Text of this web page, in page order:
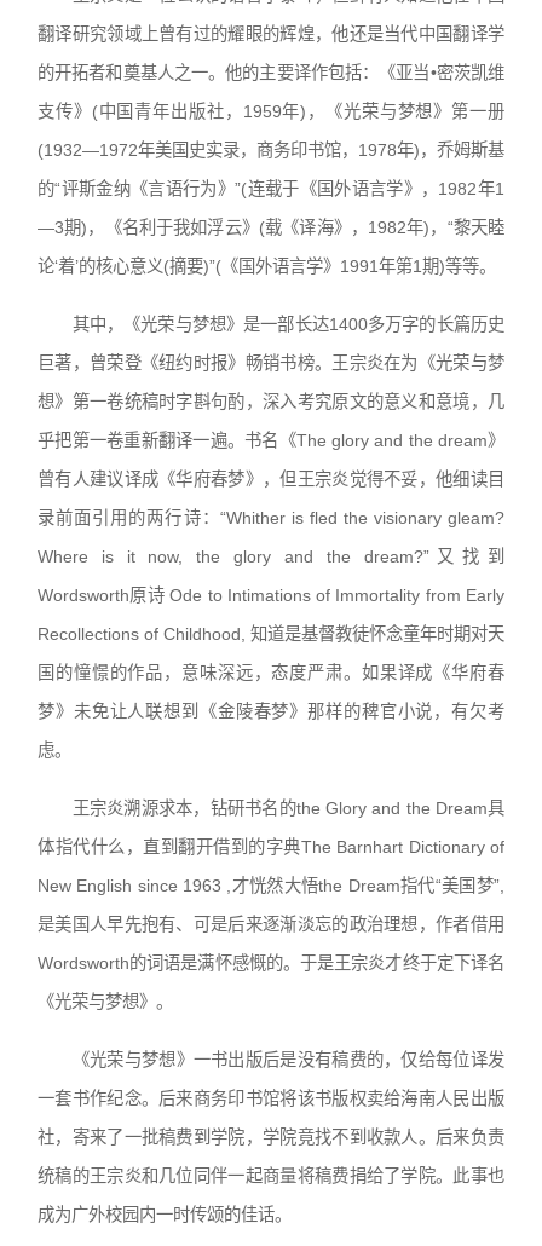
翻译研究领域上曾有过的耀眼的辉煌，他还是当代中国翻译学
的开拓者和奠基人之一。他的主要译作包括：《亚当•密茨凯维
支传》(中国青年出版社，1959年)，《光荣与梦想》第一册
(1932—1972年美国史实录，商务印书馆，1978年)，乔姆斯基
的“评斯金纳《言语行为》”(连载于《国外语言学》，1982年1
—3期)，《名利于我如浮云》(载《译海》，1982年)，“黎天睦
论‘着’的核心意义(摘要)”(《国外语言学》1991年第1期)等等。
其中，《光荣与梦想》是一部长达1400多万字的长篇历史
巨著，曾荣登《纽约时报》畅销书榜。王宗炎在为《光荣与梦
想》第一卷统稿时字斟句酌，深入考究原文的意义和意境，几
乎把第一卷重新翻译一遍。书名《The glory and the dream》
曾有人建议译成《华府春梦》，但王宗炎觉得不妥，他细读目
录前面引用的两行诗：“Whither is fled the visionary gleam?
Where is it now, the glory and the dream?”又找到
Wordsworth原诗 Ode to Intimations of Immortality from Early
Recollections of Childhood, 知道是基督教徒怀念童年时期对天
国的憧憬的作品，意味深远，态度严肃。如果译成《华府春
梦》未免让人联想到《金陵春梦》那样的稗官小说，有欠考
虑。
王宗炎溯源求本，钻研书名的the Glory and the Dream具
体指代什么，直到翻开借到的字典The Barnhart Dictionary of
New English since 1963 ,才恍然大悟the Dream指代“美国梦”,
是美国人早先抱有、可是后来逐渐淡忘的政治理想，作者借用
Wordsworth的词语是满怀感慨的。于是王宗炎才终于定下译名
《光荣与梦想》。
《光荣与梦想》一书出版后是没有稿费的，仅给每位译发
一套书作纪念。后来商务印书馆将该书版权卖给海南人民出版
社，寄来了一批稿费到学院，学院竟找不到收款人。后来负责
统稿的王宗炎和几位同伴一起商量将稿费捐给了学院。此事也
成为广外校园内一时传颂的佳话。